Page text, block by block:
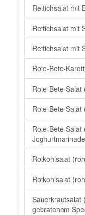
Rettichsalat mit
Rettichsalat mit
Rettichsalat mit
Rote-Bete-
Rote-Bete-Salat
Rote-Bete-
Rote-Bete-Salat
Joghurtmarinade
Rotkohlsalat
Rotkohlsalat
Sauerkrautsalat
gebratenem